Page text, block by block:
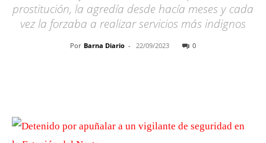
prostitución, la agredía desde hacía meses y cada
vez la forzaba a realizar servicios más indignos
Por Barna Diario - 22/09/2023 0